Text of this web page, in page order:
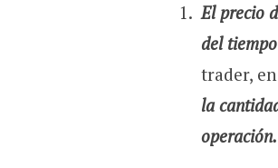
El precio
del
trader,
la
operación.